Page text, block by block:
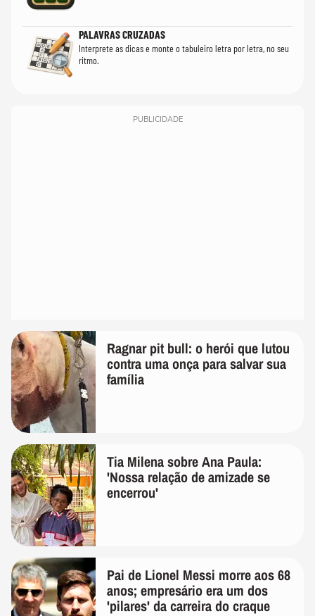
PALAVRAS CRUZADAS
Interprete as dicas e monte o tabuleiro letra por letra, no seu
ritmo.
PUBLICIDADE
Ragnar pit bull: o herói que lutou
contra uma onça para salvar sua
família
Tia Milena sobre Ana Paula:
'Nossa relação de amizade se
encerrou'
Pai de Lionel Messi morre aos 68
anos; empresário era um dos
'pilares' da carreira do craque